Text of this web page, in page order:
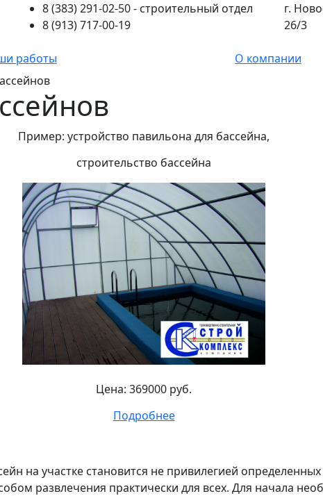
8 (383) 291-02-50- строительный отдел
8 (913) 717-00-19
г.
26/3
работы О компании
Пример: устройство павильона для бассейна,
строительство бассейна
Цена: 369000 руб.
Подробнее
на участке становится не привилегией
развлечения практически для всех. Для начала